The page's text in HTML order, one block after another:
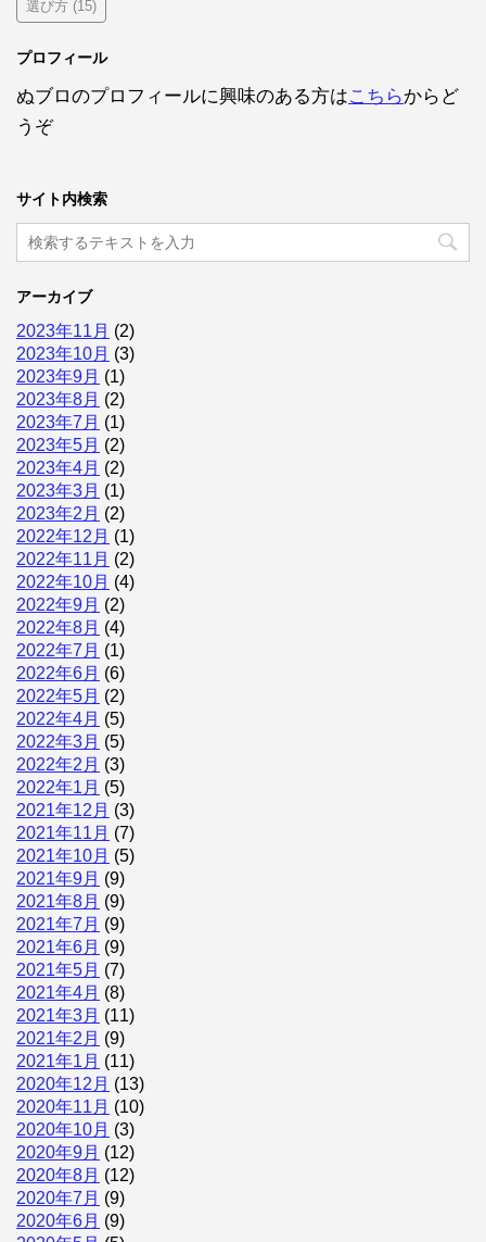
選び方 (15)
プロフィール
ぬブロのプロフィールに興味のある方はこちらからど
うぞ
サイト内検索
アーカイブ
2023年11月 (2)
2023年10月 (3)
2023年9月 (1)
2023年8月 (2)
2023年7月 (1)
2023年5月 (2)
2023年4月 (2)
2023年3月 (1)
2023年2月 (2)
2022年12月 (1)
2022年11月 (2)
2022年10月 (4)
2022年9月 (2)
2022年8月 (4)
2022年7月 (1)
2022年6月 (6)
2022年5月 (2)
2022年4月 (5)
2022年3月 (5)
2022年2月 (3)
2022年1月 (5)
2021年12月 (3)
2021年11月 (7)
2021年10月 (5)
2021年9月 (9)
2021年8月 (9)
2021年7月 (9)
2021年6月 (9)
2021年5月 (7)
2021年4月 (8)
2021年3月 (11)
2021年2月 (9)
2021年1月 (11)
2020年12月 (13)
2020年11月 (10)
2020年10月 (3)
2020年9月 (12)
2020年8月 (12)
2020年7月 (9)
2020年6月 (9)